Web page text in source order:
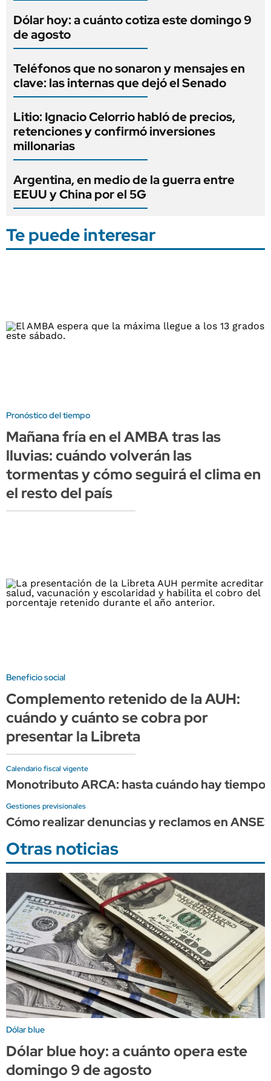
Dólar hoy: a cuánto cotiza este domingo 9
de agosto
Teléfonos que no sonaron y mensajes en
clave: las internas que dejó el Senado
Litio: Ignacio Celorrio habló de precios,
retenciones y confirmó inversiones
millonarias
Argentina, en medio de la guerra entre
EEUU y China por el 5G
Te puede interesar
Pronóstico del tiempo
Mañana fría en el AMBA tras las
lluvias: cuándo volverán las
tormentas y cómo seguirá el clima en
el resto del país
Beneficio social
Complemento retenido de la AUH:
cuándo y cuánto se cobra por
presentar la Libreta
Calendario fiscal vigente
Monotributo ARCA: hasta cuándo hay
Gestiones previsionales
Cómo realizar denuncias y reclamos en
Otras noticias
Dólar blue
Dólar blue hoy: a cuánto opera este
domingo 9 de agosto